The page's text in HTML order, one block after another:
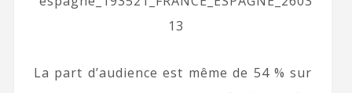
La part d’audience est même de 54 % sur